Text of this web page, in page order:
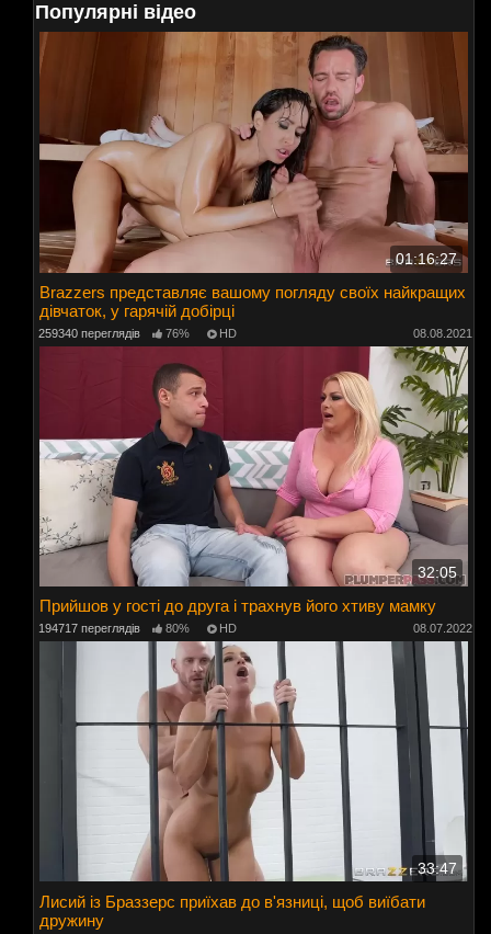
Популярні відео
01:16:27
Brazzers представляє вашому погляду своїх найкращих
дівчаток, у гарячій добірці
259340 переглядів 76% HD 08.08.2021
32:05
Прийшов у гості до друга і трахнув його хтиву мамку
194717 переглядів 80% HD 08.07.2022
33:47
Лисий із Браззерс приїхав до в'язниці, щоб виїбати
дружину